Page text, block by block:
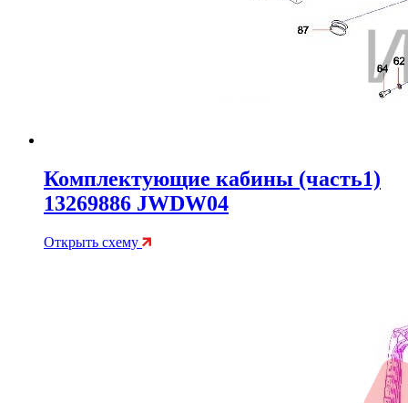
Комплектующие кабины (часть1)
13269886 JWDW04
Открыть схему